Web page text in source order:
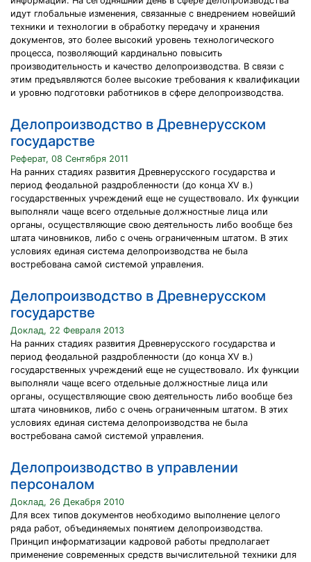
идут глобальные изменения, связанные с внедрением новейший
техники и технологии в обработку передачу и хранения
документов, это более высокий уровень технологического
процесса, позволяющий кардинально повысить
производительность и качество делопроизводства. В связи с
этим предъявляются более высокие требования к квалификации
и уровню подготовки работников в сфере делопроизводства.
Делопроизводство в Древнерусском
государстве
Реферат, 08 Сентября 2011
На ранних стадиях развития Древнерусского государства и
период феодальной раздробленности (до конца XV в.)
государственных учреждений еще не существовало. Их функции
выполняли чаще всего отдельные должностные лица или
органы, осуществляющие свою деятельность либо вообще без
штата чиновников, либо с очень ограниченным штатом. В этих
условиях единая система делопроизводства не была
востребована самой системой управления.
Делопроизводство в Древнерусском
государстве
Доклад, 22 Февраля 2013
На ранних стадиях развития Древнерусского государства и
период феодальной раздробленности (до конца XV в.)
государственных учреждений еще не существовало. Их функции
выполняли чаще всего отдельные должностные лица или
органы, осуществляющие свою деятельность либо вообще без
штата чиновников, либо с очень ограниченным штатом. В этих
условиях единая система делопроизводства не была
востребована самой системой управления.
Делопроизводство в управлении
персоналом
Доклад, 26 Декабря 2010
Для всех типов документов необходимо выполнение целого
ряда работ, объединяемых понятием делопроизводства.
Принцип информатизации кадровой работы предполагает
применение современных средств вычислительной техники для